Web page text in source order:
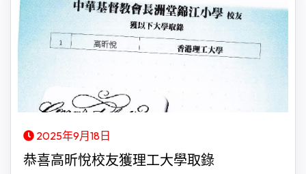
2025年9月18日
恭喜高昕悅校友獲理工大學取錄